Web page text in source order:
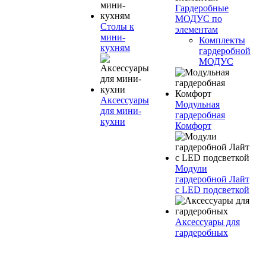
Столы к
мини-
кухням
Аксессуары
для мини-
кухни
Гардеробные
МОДУС по
элементам
Комплекты
гардеробной
МОДУС
Модульная
гардеробная
Комфорт
Модули
гардеробной Лайт
с LED подсветкой
Аксессуары для
гардеробных